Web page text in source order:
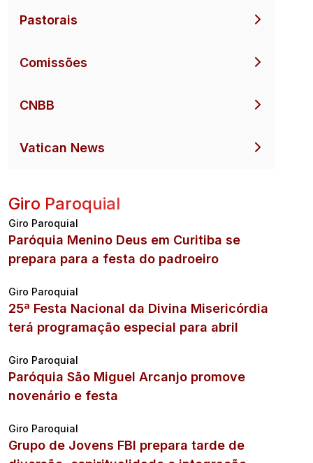
Pastorais
Comissões
CNBB
Vatican News
Giro Paroquial
Giro Paroquial
Paróquia Menino Deus em Curitiba se
prepara para a festa do padroeiro
Giro Paroquial
25ª Festa Nacional da Divina Misericórdia
terá programação especial para abril
Giro Paroquial
Paróquia São Miguel Arcanjo promove
novenário e festa
Giro Paroquial
Grupo de Jovens FBI prepara tarde de